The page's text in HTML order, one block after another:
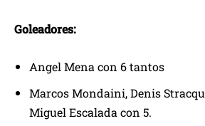
Goleadores:
Angel Mena con 6 tantos
Marcos Mondaini, Denis
Miguel Escalada con 5.